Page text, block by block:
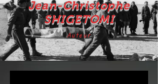
Jean-Christophe
SHIGETOMI
Auteur